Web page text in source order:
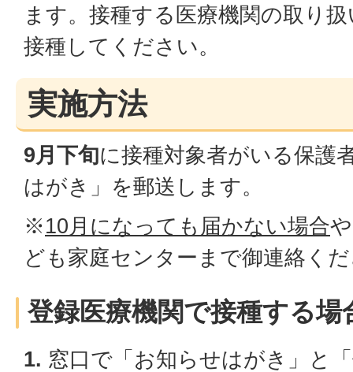
ます。接種する医療機関の取り
接種してください。
実施方法
9月下旬に接種対象者がいる保護
はがき」を郵送します。
※10月になっても届かない場合
ども家庭センターまで御連絡く
登録医療機関で接種する場
1. 窓口で「お知らせはがき」と